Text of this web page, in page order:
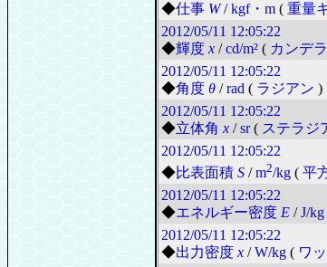
◆仕事 W/kgf・m ( 重量
2012/05/11 12:05:22
◆輝度 x /cd/m² ( カンデ
2012/05/11 12:05:22
◆角度 θ /rad ( ラジアン )
2012/05/11 12:05:22
◆立体角 x /sr( ステラジ
2012/05/11 12:05:22
◆比表面積 S /m2/kg ( 平
2012/05/11 12:05:22
◆エネルギー密度 E /J/kg
2012/05/11 12:05:22
◆出力密度 x /W/kg ( ワ